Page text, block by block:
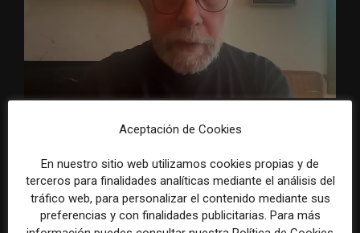
multimillonarios sobre los medios y las
plataformas
ACTUALIDAD 29 julio, 2026
Paul Krugman, economista estadounidense y premio Nobel de
Economía, ha advertido de que la creciente presencia de grandes
Aceptación de Cookies
En nuestro sitio web utilizamos cookies propias y de
terceros para finalidades analíticas mediante el análisis del
tráfico web, para personalizar el contenido mediante sus
preferencias y con finalidades publicitarias. Para más